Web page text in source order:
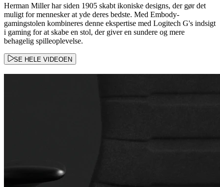
Herman Miller har siden 1905 skabt ikoniske designs, der gør det
muligt for mennesker at yde deres bedste. Med Embody-
gamingstolen kombineres denne ekspertise med Logitech G's indsigt
i gaming for at skabe en stol, der giver en sundere og mere
behagelig spilleoplevelse.
SE HELE VIDEOEN